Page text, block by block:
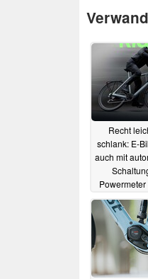
Recht
schlank: E-
auch mit
Powermeter